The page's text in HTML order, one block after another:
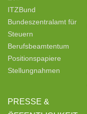
ITZBund
Bundeszentralamt für
Steuern
Berufsbeamtentum
Positionspapiere
Stellungnahmen
PRESSE &